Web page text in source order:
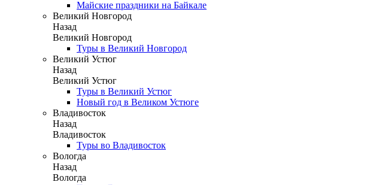
Майские праздники на Байкале
Великий Новгород
Назад
Великий Новгород
Туры в Великий Новгород
Великий Устюг
Назад
Великий Устюг
Туры в Великий Устюг
Новый год в Великом Устюге
Владивосток
Назад
Владивосток
Туры во Владивосток
Вологда
Назад
Вологда